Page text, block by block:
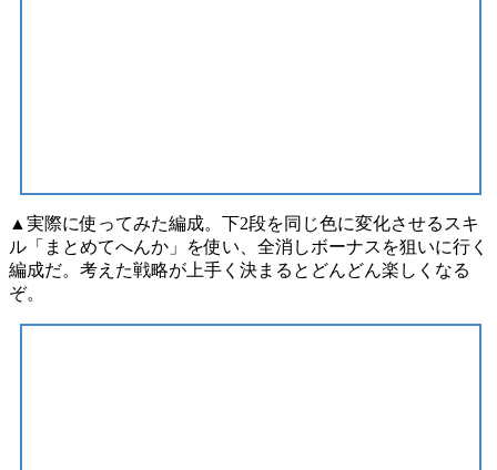
▲実際に使ってみた編成。下2段を同じ色に変化させるスキ
ル「まとめてへんか」を使い、全消しボーナスを狙いに行く
編成だ。考えた戦略が上手く決まるとどんどん楽しくなる
ぞ。